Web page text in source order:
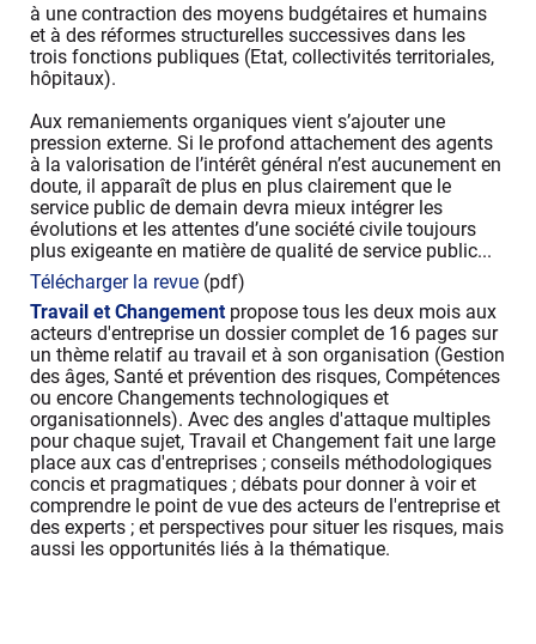
à une contraction des moyens budgétaires et humains
et à des réformes structurelles successives dans les
trois fonctions publiques (Etat, collectivités territoriales,
hôpitaux).
Aux remaniements organiques vient s’ajouter une
pression externe. Si le profond attachement des agents
à la valorisation de l’intérêt général n’est aucunement en
doute, il apparaît de plus en plus clairement que le
service public de demain devra mieux intégrer les
évolutions et les attentes d’une société civile toujours
plus exigeante en matière de qualité de service public...
Télécharger la revue (pdf)
Travail et Changementpropose tous les deux mois aux
acteurs d'entreprise un dossier complet de 16 pages sur
un thème relatif au travail et à son organisation (Gestion
des âges, Santé et prévention des risques, Compétences
ou encore Changements technologiques et
organisationnels). Avec des angles d'attaque multiples
pour chaque sujet, Travail et Changement fait une large
place aux cas d'entreprises ; conseils méthodologiques
concis et pragmatiques ; débats pour donner à voir et
comprendre le point de vue des acteurs de l'entreprise et
des experts ; et perspectives pour situer les risques, mais
aussi les opportunités liés à la thématique.